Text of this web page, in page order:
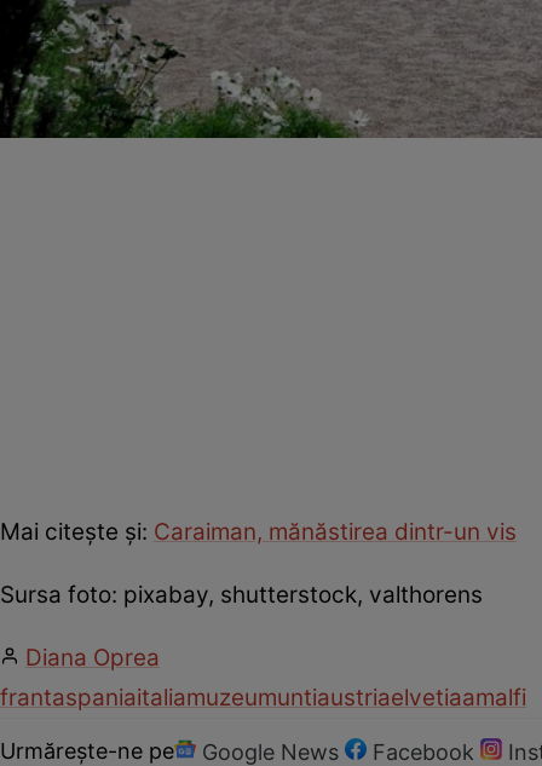
Mai citeşte şi: Caraiman, mănăstirea dintr-un vis
Sursa foto: pixabay, shutterstock, valthorens
Diana Oprea
frantaspaniaitaliamuzeumuntiaustriaelvetiaamalfi
Urmărește-ne pe Google News Facebook